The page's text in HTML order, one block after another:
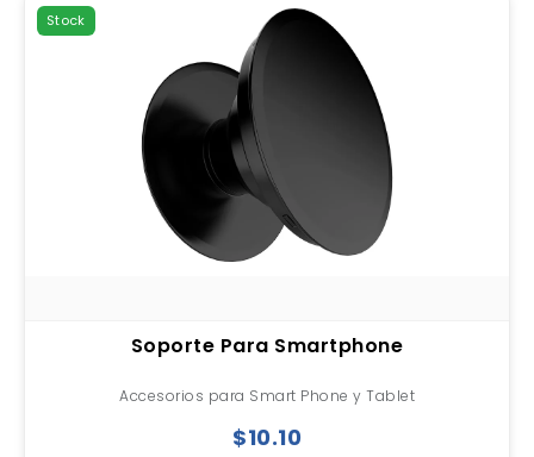
Stock
Soporte Para Smartphone
Accesorios para Smart Phone y Tablet
$10.10